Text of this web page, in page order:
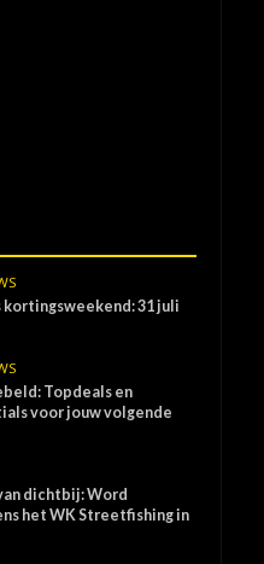
31 juli
Topdeals en
voor jouw volgende
dichtbij: Word
het WK Streetfishing in